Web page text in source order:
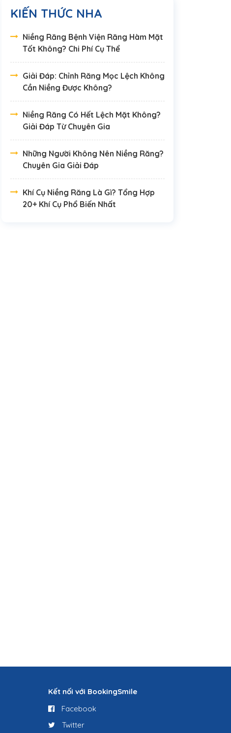
KIẾN THỨC NHA
Niềng Răng Bệnh Viện Răng Hàm Mặt
Tốt Không? Chi Phí Cụ Thể
Giải Đáp: Chỉnh Răng Mọc Lệch Không
Cần Niềng Được Không?
Niềng Răng Có Hết Lệch Mặt Không?
Giải Đáp Từ Chuyên Gia
Những Người Không Nên Niềng Răng?
Chuyên Gia Giải Đáp
Khí Cụ Niềng Răng Là Gì? Tổng Hợp
20+ Khí Cụ Phổ Biến Nhất
Kết nối với BookingSmile
Facebook
Twitter